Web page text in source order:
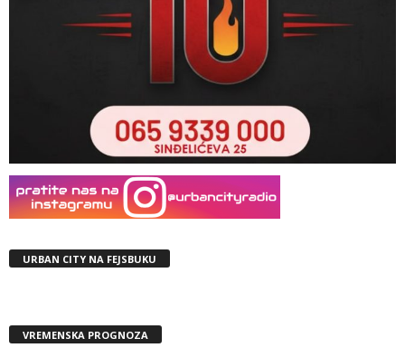
URBAN CITY NA FEJSBUKU
VREMENSKA PROGNOZA